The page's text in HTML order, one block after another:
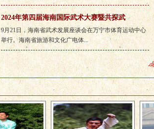
2024年第四届海南国际武术大赛暨共探武
9月21日，海南省武术发展座谈会在万宁市体育运动中心
举行。海南省旅游和文化广电体...